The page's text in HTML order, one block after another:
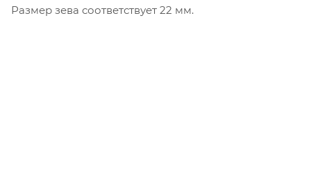
Размер зева соответствует 22 мм.